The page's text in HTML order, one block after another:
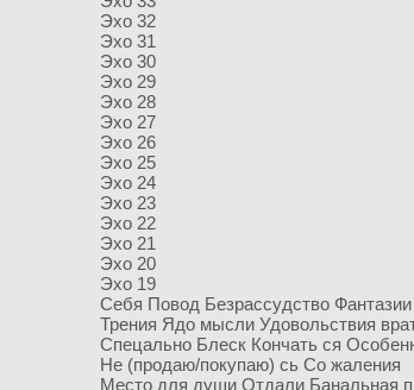
Эхо 32
Эхо 31
Эхо 30
Эхо 29
Эхо 28
Эхо 27
Эхо 26
Эхо 25
Эхо 24
Эхо 23
Эхо 22
Эхо 21
Эхо 20
Эхо 19
Себя Повод Безрассудство Фантазии
Трения Ядо мысли Удовольствия
Спецально Блеск Кончать ся
Не (продаю/покупаю) сь Со жаления
Место для души Отдали Банальная